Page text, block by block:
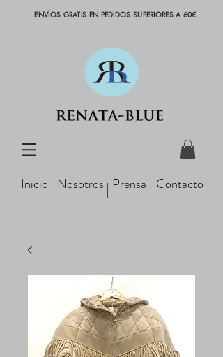
ENVÍOS GRATIS EN PEDIDOS SUPERIORES A 60€
Inicio Nosotros Prensa Contacto